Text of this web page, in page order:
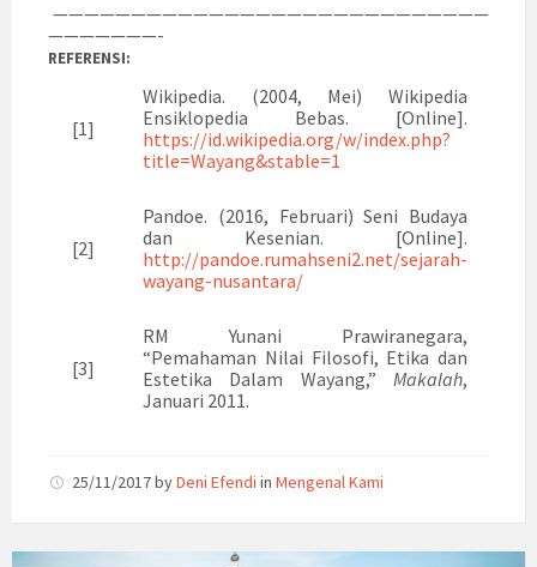
————————————————————————————
———————-
REFERENSI:
[1]
Wikipedia. (2004, Mei) Wikipedia
Ensiklopedia Bebas. [Online].
https://id.wikipedia.org/w/index.php?
title=Wayang&stable=1
[2]
Pandoe. (2016, Februari) Seni Budaya
dan Kesenian. [Online].
http://pandoe.rumahseni2.net/sejarah-
wayang-nusantara/
[3]
RM Yunani Prawiranegara,
“Pemahaman Nilai Filosofi, Etika dan
Estetika Dalam Wayang,” Makalah,
Januari 2011.
25/11/2017byDeni Efendi in Mengenal Kami